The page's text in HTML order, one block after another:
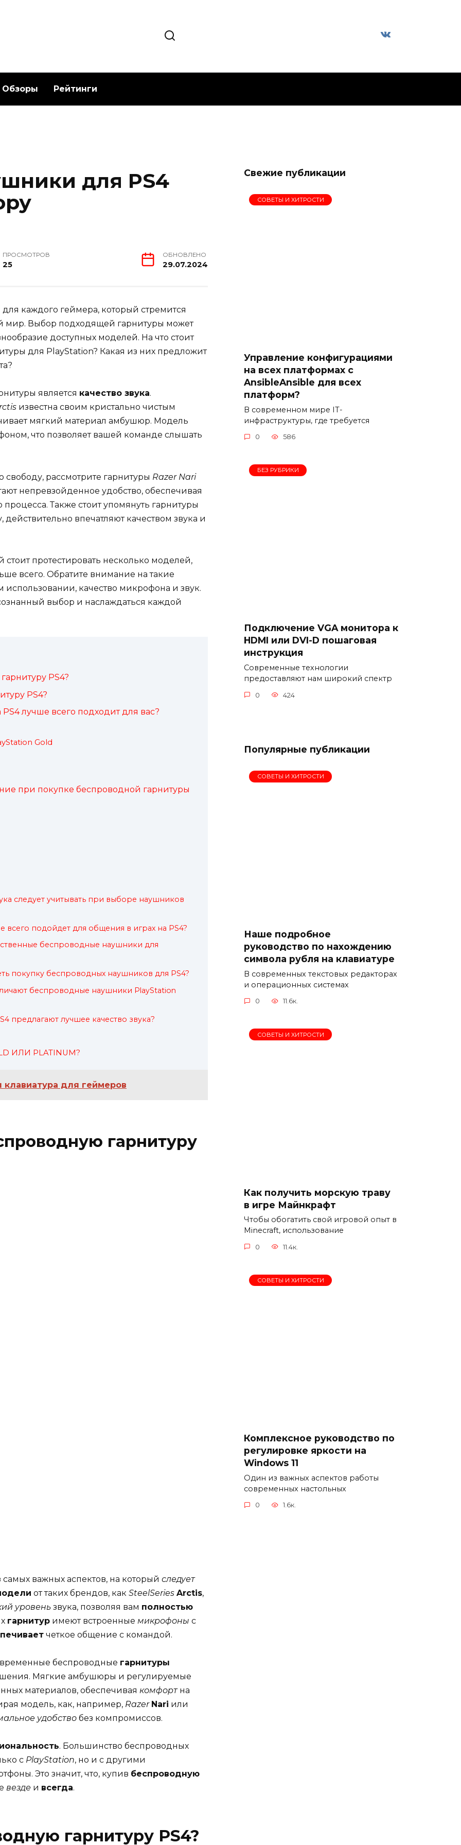
Обзоры Рейтинги
для PS4
ПРОСМОТРОВ
25
ОБНОВЛЕНО
29.07.2024
каждого геймера, который стремится
мир. Выбор подходящей гарнитуры может
доступных моделей. На что стоит
для PlayStation? Какая из них предложит
является качество звука.
известна своим кристально чистым
мягкий материал амбушюр. Модель
что позволяет вашей команде слышать
рассмотрите гарнитуры Razer Nari
непревзойденное удобство, обеспечивая
Также стоит упомянуть гарнитуры
впечатляют качеством звука и
стоит протестировать несколько моделей,
всего. Обратите внимание на такие
качество микрофона и звук.
выбор и наслаждаться каждой
PS4?
PS4?
лучше всего подходит для вас?
Gold
при покупке беспроводной гарнитуры
следует учитывать при выборе наушников
подойдет для общения в играх на PS4?
беспроводные наушники для
покупку беспроводных наушников для PS4?
беспроводные наушники PlayStation
предлагают лучшее качество звука?
ИЛИ PLATINUM?
для геймеров
гарнитуру
важных аспектов, на который следует
от таких брендов, как SteelSeries Arctis,
уровень звука, позволяя вам полностью
гарнитур имеют встроенные микрофоны с
четкое общение с командой.
беспроводные гарнитуры
Мягкие амбушюры и регулируемые
материалов, обеспечивая комфортна
модель, как, например, Razer Nari или
удобство без компромиссов.
. Большинство беспроводных
с PlayStation, но и с другими
Это значит, что, купив беспроводную
везде и всегда.
гарнитуру PS4?
Свежие публикации
СОВЕТЫ И ХИТРОСТИ
Управление конфигурациями
на всех платформах с
AnsibleAnsible для всех
платформ?
В современном мире IT-
инфраструктуры, где требуется
0 586
БЕЗ РУБРИКИ
Подключение VGA монитора к
HDMI или DVI-D пошаговая
инструкция
Современные технологии
предоставляют нам широкий спектр
0 424
Популярные публикации
СОВЕТЫ И ХИТРОСТИ
Наше подробное
руководство по нахождению
символа рубля на клавиатуре
В современных текстовых редакторах
и операционных системах
0 11.6к.
СОВЕТЫ И ХИТРОСТИ
Как получить морскую траву
в игре Майнкрафт
Чтобы обогатить свой игровой опыт в
Minecraft, использование
0 11.4к.
СОВЕТЫ И ХИТРОСТИ
Комплексное руководство по
регулировке яркости на
Windows 11
Один из важных аспектов работы
современных настольных
0 1.6к.